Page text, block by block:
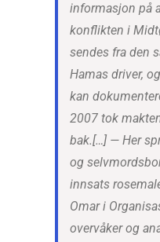
informasjon på
konflikten i
sendes fra den
Hamas driver,
kan
2007 tok
bak.[…] — Her
og
innsats
Omar i
overvåker og